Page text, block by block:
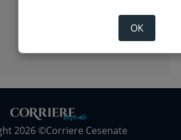
2026 ©Corriere Cesenate
OK